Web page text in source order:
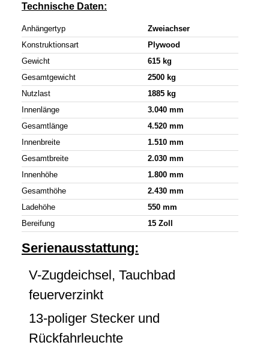
Technische Daten:
Anhängertyp
Zweiachser
Konstruktionsart
Plywood
Gewicht
615 kg
Gesamtgewicht
2500 kg
Nutzlast
1885 kg
Innenlänge
3.040 mm
Gesamtlänge
4.520 mm
Innenbreite
1.510 mm
Gesamtbreite
2.030 mm
Innenhöhe
1.800 mm
Gesamthöhe
2.430 mm
Ladehöhe
550 mm
Bereifung
15 Zoll
Serienausstattung:
V-Zugdeichsel, Tauchbad
feuerverzinkt
13-poliger Stecker und
Rückfahrleuchte